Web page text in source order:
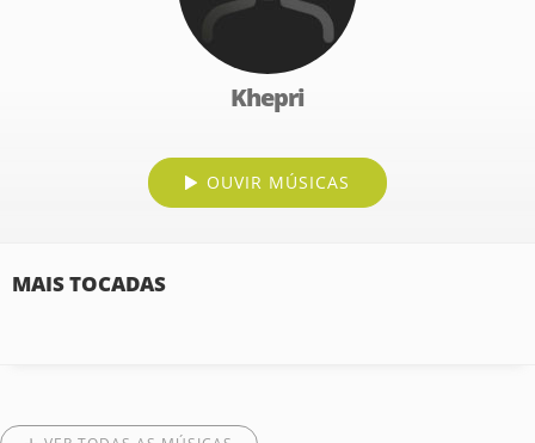
Khepri
OUVIR MÚSICAS
MAIS TOCADAS